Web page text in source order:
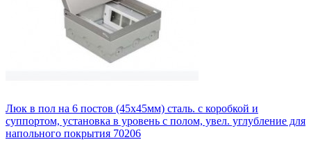
Люк в пол на 6 постов (45х45мм) сталь. с коробкой и
суппортом, установка в уровень с полом, увел. углубление для
напольного покрытия 70206